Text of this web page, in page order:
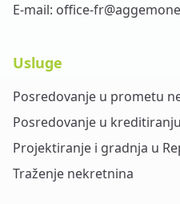
E-mail: office-
Usluge
Posredovanje u prometu
Posredovanje u kreditiranju
Projektiranje i gradnja u
Traženje nekretnina